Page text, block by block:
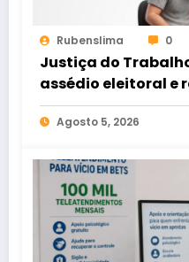
Rubenslima 0
Justiça do
assédio eleitoral e
voto livre nas
Agosto 5, 2026